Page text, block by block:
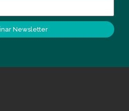
Newsletter